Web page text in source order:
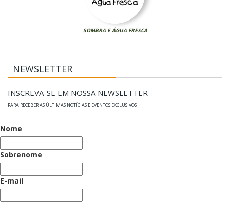
SOMBRA E ÁGUA FRESCA
NEWSLETTER
INSCREVA-SE EM NOSSA NEWSLETTER
PARA RECEBER AS ÚLTIMAS NOTÍCIAS E EVENTOS EXCLUSIVOS
Nome
Sobrenome
E-mail